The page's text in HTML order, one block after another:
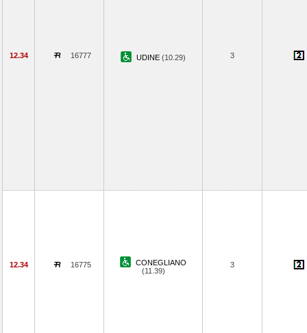
12.34 16777 UDINE (10.29) 3
12.34 16775
CONEGLIANO
(11.39)
3